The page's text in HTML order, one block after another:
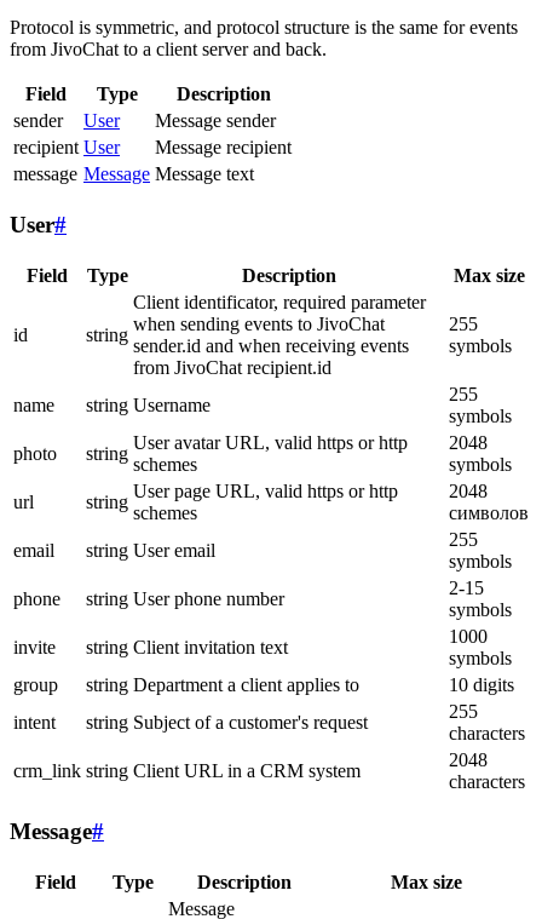
Protocol is symmetric, and protocol structure is the same for events
from JivoChat to a client server and back.
Field Type
Description
sender
User
Message sender
recipient User
Message recipient
message Message Message text
User#
Field Type Description Max size
id string
Client identificator, required parameter
when sending events to JivoChat
sender.id and when receiving events
from JivoChat recipient.id
255
symbols
name string Username
255
symbols
photo
string
User avatar URL, valid https or http
schemes
2048
symbols
url
string
User page URL, valid https or http
schemes
2048
символов
email
string User email
255
symbols
phone
string User phone number
2-15
symbols
invite
string Client invitation text
1000
symbols
group
string Department a client applies to
10 digits
intent
string Subject of a customer's request
255
characters
crm_link string Client URL in a CRM system
2048
characters
Message#
Field Type Description Max size
Message